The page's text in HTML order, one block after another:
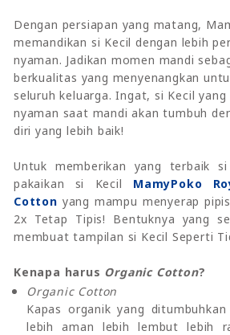
Dengan persiapan yang matang,
memandikan si Kecil dengan lebih
nyaman. Jadikan momen mandi
berkualitas yang menyenangkan
seluruh keluarga. Ingat, si Kecil yang
nyaman saat mandi akan tumbuh
diri yang lebih baik!
Untuk memberikan yang terbaik
pakaikan si Kecil MamyPoko
Cotton yang mampu menyerap
2x Tetap Tipis! Bentuknya yang
membuat tampilan si Kecil Seperti
Kenapa harus Organic Cotton?
Organic Cotton
Kapas organik yang
lebih aman lebih lembut lebih